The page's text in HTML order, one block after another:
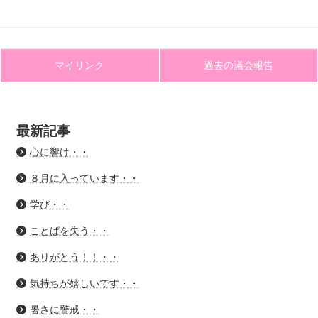
マイリンク 過去の議会報告
最新記事
心に響け・・
８月に入っています・・
学び・・
ことばを失う・・
ありがとう！！・・
気持ちが嬉しいです・・
暑さに警戒・・